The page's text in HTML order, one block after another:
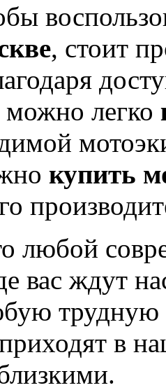
, стоит
можно легко
купить
любой
вас ждут
трудную
в